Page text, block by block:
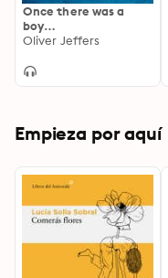
Once there was a
boy…
Oliver Jeffers
Empieza por aquí